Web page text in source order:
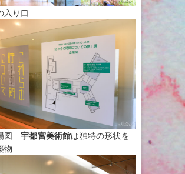
入り口
図宇都宮美術館は独特の形状を
物